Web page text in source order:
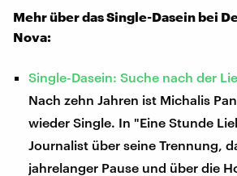
Mehr über das Single-Dasein bei
Nova:
Single-Dasein: Suche nach der
Nach zehn Jahren ist Michalis
wieder Single. In "Eine Stunde
Journalist über seine Trennung,
jahrelanger Pause und über die